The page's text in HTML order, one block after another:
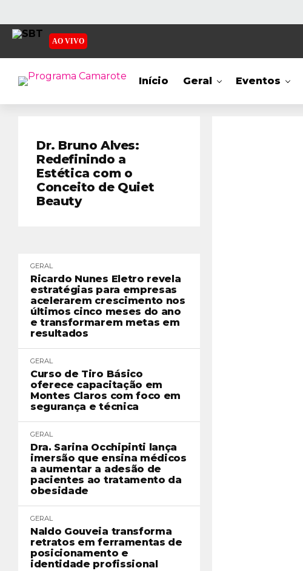
AO VIVO
Início Geral Eventos
Dr. Bruno Alves:
Redefinindo a
Estética com o
Conceito de Quiet
Beauty
GERAL
Ricardo Nunes Eletro revela
estratégias para empresas
acelerarem crescimento nos
últimos cinco meses do ano
e transformarem metas em
resultados
GERAL
Curso de Tiro Básico
oferece capacitação em
Montes Claros com foco em
segurança e técnica
GERAL
Dra. Sarina Occhipinti lança
imersão que ensina médicos
a aumentar a adesão de
pacientes ao tratamento da
obesidade
GERAL
Naldo Gouveia transforma
retratos em ferramentas de
posicionamento e
identidade profissional